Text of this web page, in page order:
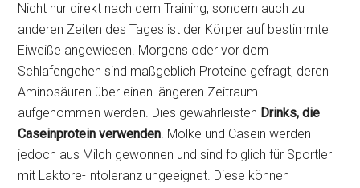
Nicht nur direkt nach dem Training, sondern auch zu
anderen Zeiten des Tages ist der Körper auf bestimmte
Eiweiße angewiesen. Morgens oder vor dem
Schlafengehen sind maßgeblich Proteine gefragt, deren
Aminosäuren über einen längeren Zeitraum
aufgenommen werden. Dies gewährleisten Drinks, die
Caseinprotein verwenden. Molke und Casein werden
jedoch aus Milch gewonnen und sind folglich für Sportler
mit Laktore-Intoleranz ungeeignet. Diese können